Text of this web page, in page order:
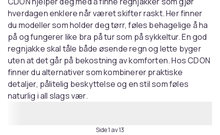
hverdagen enklere når været skifter raskt. Her finner
du modeller som holder deg tørr, føles behagelige å ha
på og fungerer like bra på tur som på sykkeltur. En god
regnjakke skal tåle både øsende regn og lette byger
uten at det går på bekostning av komforten. Hos CDON
finner du alternativer som kombinerer praktiske
detaljer, pålitelig beskyttelse og en stil som føles
naturlig i all slags vær.
Side 1 av 13